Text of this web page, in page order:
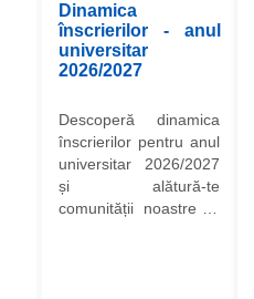
Dinamica
înscrierilor - anul
universitar
2026/2027
Descoperă dinamica
înscrierilor pentru anul
universitar 2026/2027
și alătură-te
comunității noastre în